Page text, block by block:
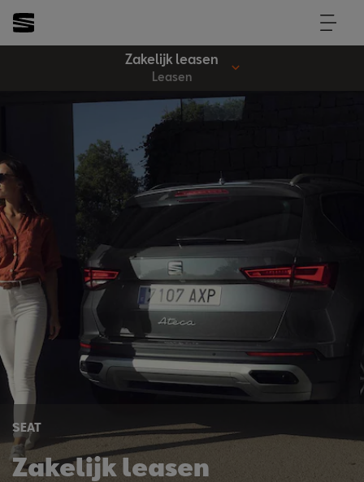
Zakelijk leasen
Leasen
SEAT
Zakelijk leasen